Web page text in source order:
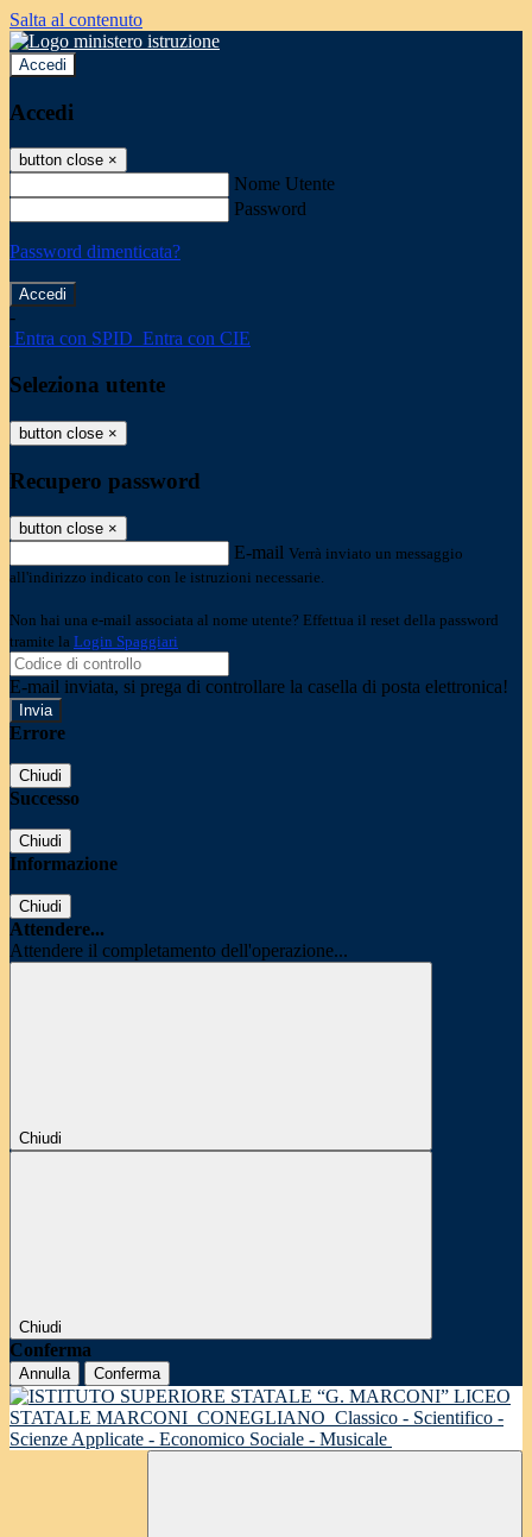
Salta al contenuto
Accedi
Accedi
button close ×
Nome Utente
Password
Password dimenticata?
-
Entra con SPID Entra con CIE
Seleziona utente
button close ×
Recupero password
button close ×
E-mail Verrà inviato un messaggio
all'indirizzo indicato con le istruzioni necessarie.
Non hai una e-mail associata al nome utente? Effettua il reset della password
tramite la Login Spaggiari
E-mail inviata, si prega di controllare la casella di posta elettronica!
Errore
Chiudi
Successo
Chiudi
Informazione
Chiudi
Attendere...
Attendere il completamento dell'operazione...
Chiudi
Chiudi
Conferma
Annulla Conferma
LICEO
STATALE MARCONI CONEGLIANO Classico - Scientifico -
Scienze Applicate - Economico Sociale - Musicale